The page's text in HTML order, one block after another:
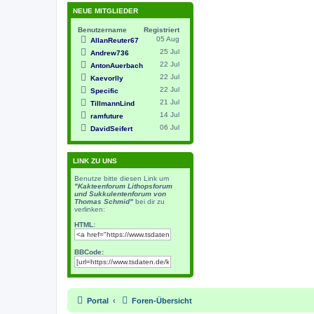
NEUE MITGLIEDER
Benutzername
Registriert
AllanReuter67
05 Aug
Andrew736
25 Jul
AntonAuerbach
22 Jul
Kaevorlly
22 Jul
Specific
22 Jul
TillmannLind
21 Jul
ramfuture
14 Jul
DavidSeifert
06 Jul
LINK ZU UNS
Benutze bitte diesen Link um
"Kakteenforum Lithopsforum
und Sukkulentenforum von
Thomas Schmid" bei dir zu
verlinken:
HTML:
BBCode:
Portal Foren-Übersicht